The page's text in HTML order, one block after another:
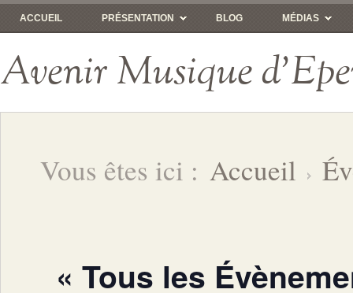
ACCUEIL PRÉSENTATION BLOG MÉDIAS
Avenir Musique
Vous êtes ici : Accueil
« Tous les